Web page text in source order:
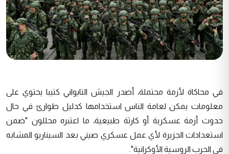
في محاكاة لأزمة محتملة، أصدر الجيش التايواني كتيبا يحتوي على
معلومات يمكن لعامة الناس استخدامها كدليل طوارئ في حال
حدوث أزمة عسكرية أو كارثة طبيعية، ما اعتبره محللون "ضمن
استعدادات الجزيرة لأي عمل عسكري صيني بعد السيناريو المشابه
في الحرب الروسية الأوكرانية".